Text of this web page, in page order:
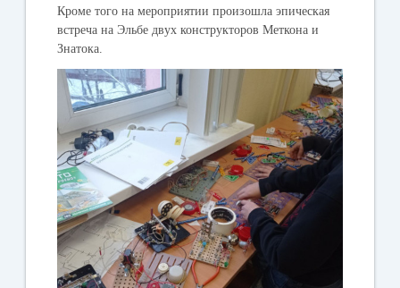
Кроме того на мероприятии произошла эпическая
встреча на Эльбе двух конструкторов Меткона и
Знатока.